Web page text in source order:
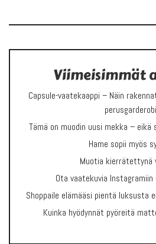
Viimeisimmät
Capsule-vaatekaappi – Näin
Tämä on muodin uusi mekka – eikä
Hame sopii myös
Muotia kierrätettynä
Ota vaatekuvia
Shoppaile elämääsi pientä luksusta
Kuinka hyödynnät pyöreitä